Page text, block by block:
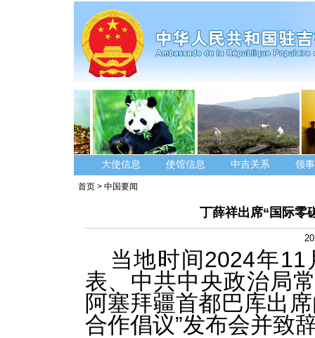
大使信息 使馆信息 中吉关系 领
首页 > 中国要闻
丁薛祥出席“国际零
当地时间2024年
表、中共中央政治局
阿塞拜疆首都巴库出
合作倡议”发布会并致